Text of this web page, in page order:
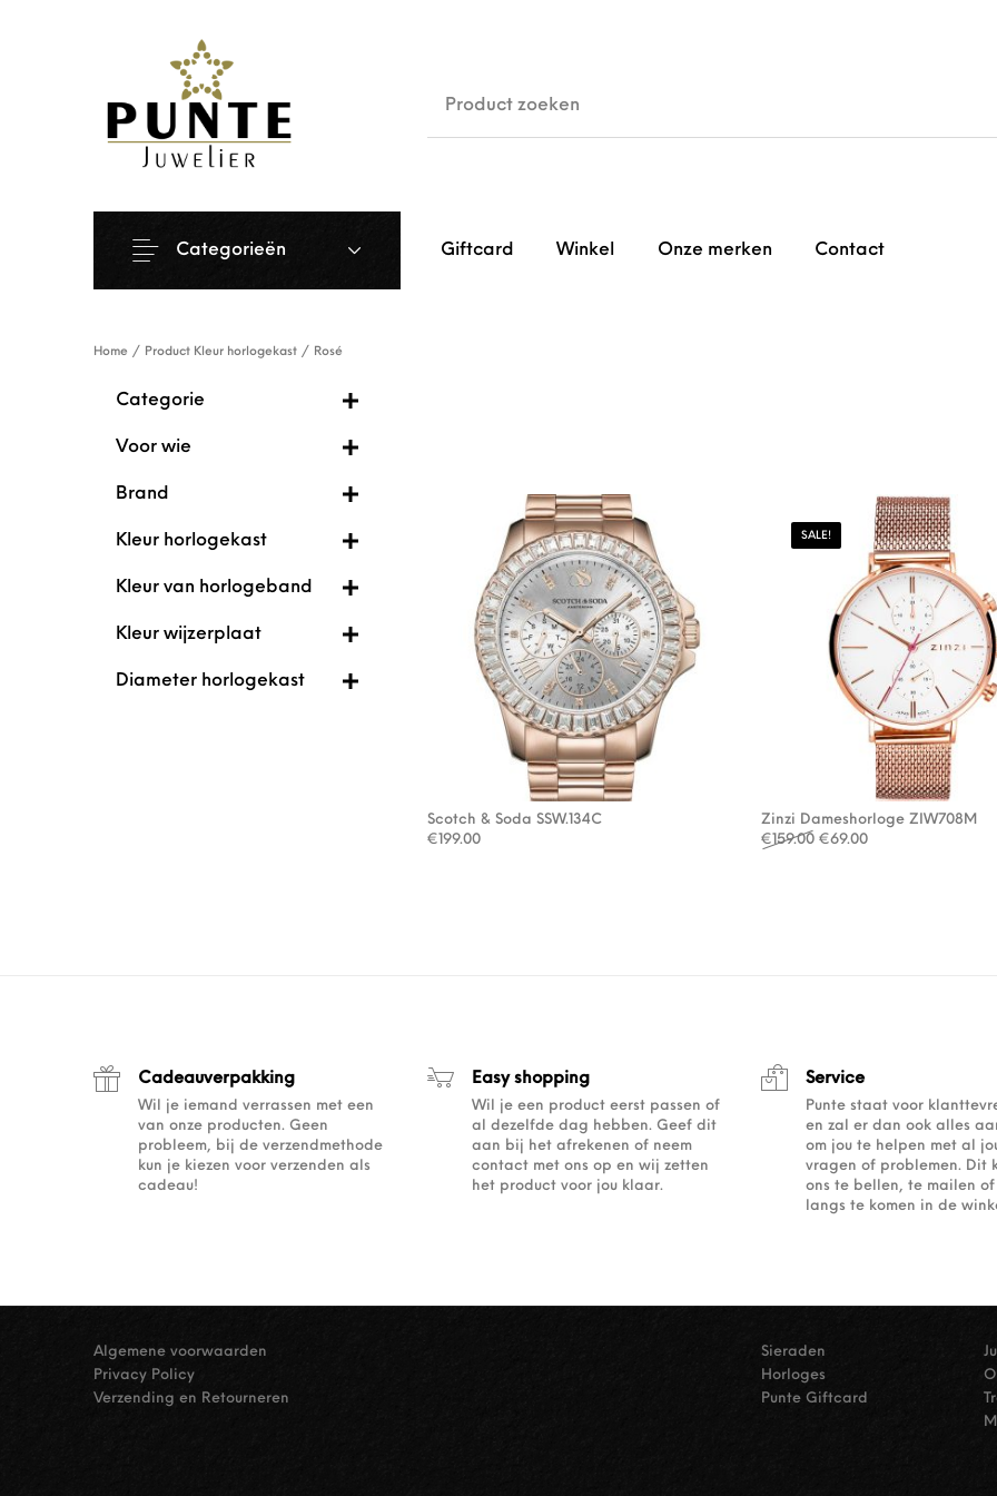
Giftcard Winkel Onze merken Contact
Categorieën
Home / Product Kleur horlogekast / Rosé
Categorie
Voor wie
Brand
Kleur horlogekast
Kleur van horlogeband
Kleur wijzerplaat
Diameter horlogekast
Scotch & Soda SSW.134C
€199.00
SALE!
Zinzi Dameshorloge ZIW708M
€159.00 Oorspronkelijke prijs
€69.00Huidige prijs is:
Cadeauverpakking
Wil je iemand verrassen met een
van onze producten. Geen
probleem, bij de verzendmethode
kun je kiezen voor verzenden als
cadeau!
Easy shopping
Wil je een product eerst passen of
al dezelfde dag hebben. Geef dit
aan bij het afrekenen of neem
contact met ons op en wij zetten
het product voor jou klaar.
Service
Punte staat voor
en zal er dan ook alles
om jou te helpen met al
vragen of problemen. Dit
ons te bellen, te mailen
langs te komen in de
Algemene voorwaarden
Privacy Policy
Verzending en Retourneren
Sieraden
Horloges
Punte Giftcard